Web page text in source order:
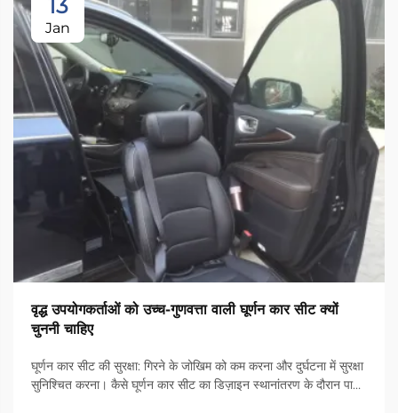
13
Jan
वृद्ध उपयोगकर्ताओं को उच्च-गुणवत्ता वाली घूर्णन कार सीट क्यों
चुननी चाहिए
घूर्णन कार सीट की सुरक्षा: गिरने के जोखिम को कम करना और दुर्घटना में सुरक्षा
सुनिश्चित करना। कैसे घूर्णन कार सीट का डिज़ाइन स्थानांतरण के दौरान पार्श्व